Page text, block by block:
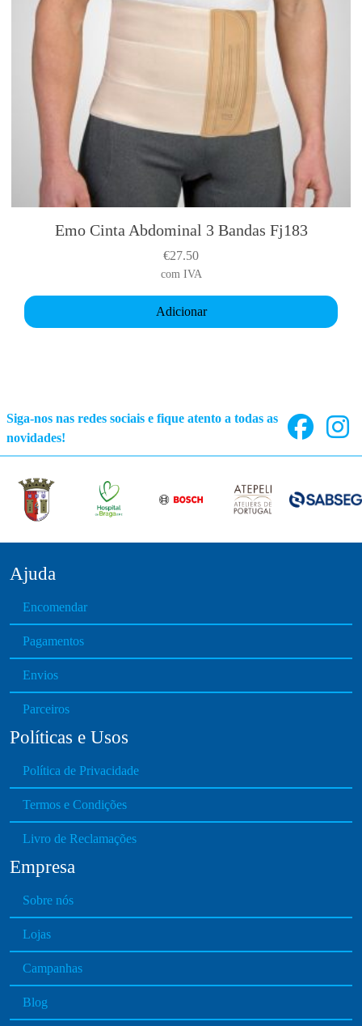
Emo Cinta Abdominal 3 Bandas Fj183
€27.50
com IVA
Adicionar
Siga-nos nas redes sociais e fique atento a todas as
novidades!
Ajuda
Encomendar
Pagamentos
Envios
Parceiros
Políticas e Usos
Política de Privacidade
Termos e Condições
Livro de Reclamações
Empresa
Sobre nós
Lojas
Campanhas
Blog